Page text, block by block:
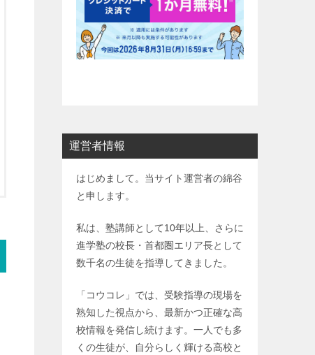
運営者情報
はじめまして。当サイト運営者の綿谷
と申します。
私は、塾講師として10年以上、さらに
進学塾の校長・首都圏エリア長として
数千名の生徒を指導してきました。
「コウコレ」では、受験指導の現場を
熟知した視点から、最新かつ正確な高
校情報を発信し続けます。一人でも多
くの生徒が、自分らしく輝ける高校と